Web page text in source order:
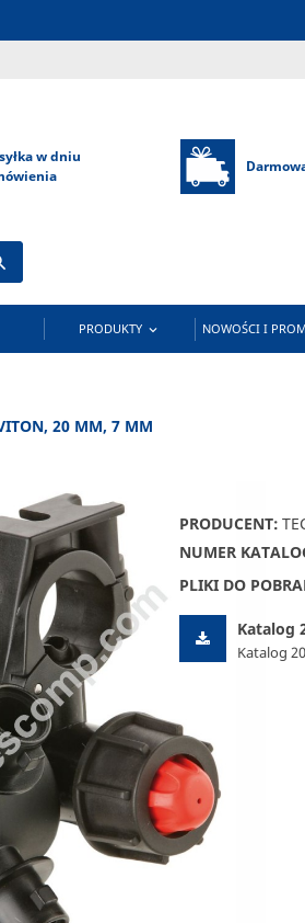
w dniu
PRODUKTY  NOWOŚCI I
20 MM, 7 MM
PRODUCENT:
NUMER
PLIKI DO
Katalog
Katalog